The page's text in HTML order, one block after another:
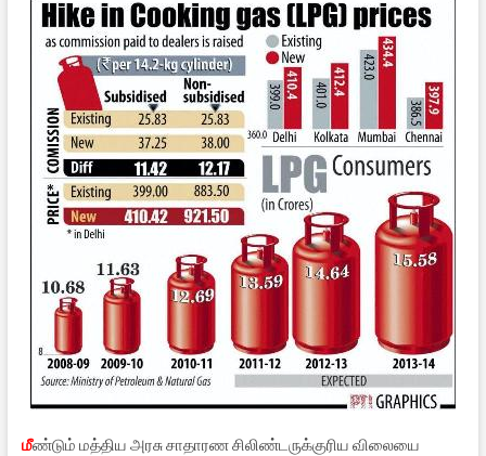
மீண்டும் மத்திய அரசு சாதாரண சிலிண்டருக்குரிய விலையை